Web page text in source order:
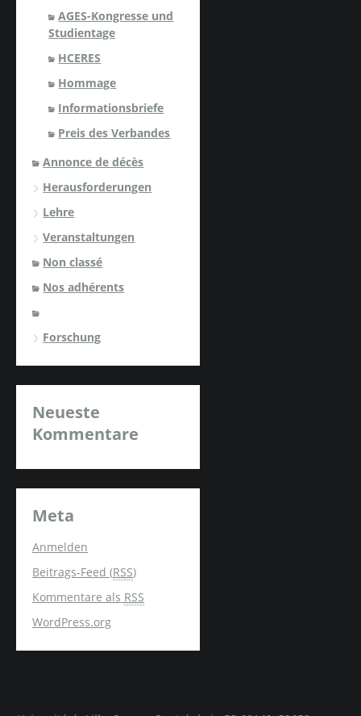
AGES-Kongresse und
Studientage
HCERES
Hommage
Informationsbriefe
Preis des Verbandes
Annonce de décès
Herausforderungen
Lehre
Veranstaltungen
Non classé
Nos adhérents
Forschung
Neueste
Kommentare
Meta
Anmelden
Beitrags-Feed (RSS)
Kommentare als RSS
WordPress.org